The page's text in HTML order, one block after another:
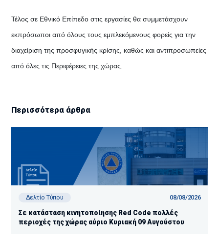
Τέλος σε Εθνικό Επίπεδο στις εργασίες θα συμμετάσχουν
εκπρόσωποι από όλους τους εμπλεκόμενους φορείς για την
διαχείριση της προσφυγικής κρίσης, καθώς και αντιπροσωπείες
από όλες τις Περιφέρειες της χώρας.
Περισσότερα άρθρα
Δελτίο Τύπου 08/08/2026
Σε κατάσταση κινητοποίησης Red Code πολλές
περιοχές της χώρας αύριο Κυριακή 09 Αυγούστου